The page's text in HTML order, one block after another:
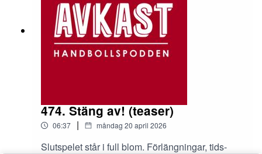
474. Stäng av! (teaser)
06:37 | måndag 20 april 2026
Slutspelet står i full blom. Förlängningar, tids-